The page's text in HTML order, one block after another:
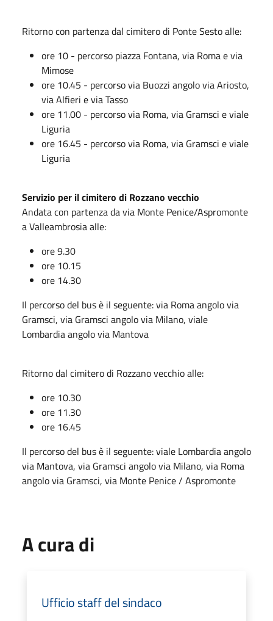
Ritorno con partenza dal cimitero di Ponte Sesto alle:
ore 10 - percorso piazza Fontana, via Roma e via
Mimose
ore 10.45 - percorso via Buozzi angolo via Ariosto,
via Alfieri e via Tasso
ore 11.00 - percorso via Roma, via Gramsci e viale
Liguria
ore 16.45 - percorso via Roma, via Gramsci e viale
Liguria
Servizio per il cimitero di Rozzano vecchio
Andata con partenza da via Monte Penice/Aspromonte
a Valleambrosia alle:
ore 9.30
ore 10.15
ore 14.30
Il percorso del bus è il seguente: via Roma angolo via
Gramsci, via Gramsci angolo via Milano, viale
Lombardia angolo via Mantova
Ritorno dal cimitero di Rozzano vecchio alle:
ore 10.30
ore 11.30
ore 16.45
Il percorso del bus è il seguente: viale Lombardia angolo
via Mantova, via Gramsci angolo via Milano, via Roma
angolo via Gramsci, via Monte Penice / Aspromonte
A cura di
Ufficio staff del sindaco